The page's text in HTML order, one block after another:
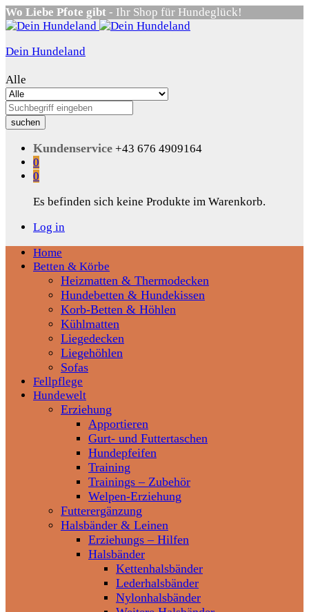
Wo Liebe Pfote gibt - Ihr Shop für Hundeglück!
Dein Hundeland
Alle
suchen
Kundenservice +43 676 4909164
0
0
Es befinden sich keine Produkte im Warenkorb.
Log in
Home
Betten & Körbe
Heizmatten & Thermodecken
Hundebetten & Hundekissen
Korb-Betten & Höhlen
Kühlmatten
Liegedecken
Liegehöhlen
Sofas
Fellpflege
Hundewelt
Erziehung
Apportieren
Gurt- und Futtertaschen
Hundepfeifen
Training
Trainings – Zubehör
Welpen-Erziehung
Futterergänzung
Halsbänder & Leinen
Erziehungs – Hilfen
Halsbänder
Kettenhalsbänder
Lederhalsbänder
Nylonhalsbänder